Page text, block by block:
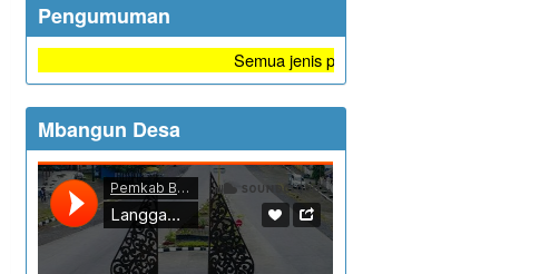
Pengumuman
Semua jenis pelayanan di Kalurahan Dlingo Gratis
Mbangun Desa